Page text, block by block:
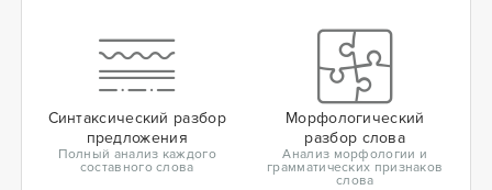
Синтаксический разбор
предложения
Полный анализ каждого
составного слова
Морфологический
разбор слова
Анализ морфологии и
грамматических признаков
слова